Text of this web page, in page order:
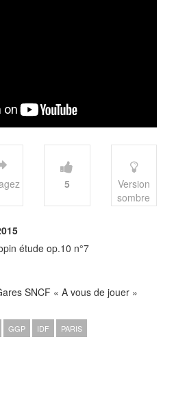
5
Version
sombre
étude op.10 n°7
SNCF « A vous de jouer »
GGP IDF PARIS